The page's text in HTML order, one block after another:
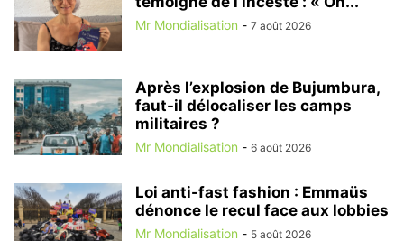
Mr Mondialisation - 7 août 2026
Après l’explosion de Bujumbura,
faut-il délocaliser les camps
militaires ?
Mr Mondialisation - 6 août 2026
Loi anti-fast fashion : Emmaüs
dénonce le recul face aux lobbies
Mr Mondialisation - 5 août 2026